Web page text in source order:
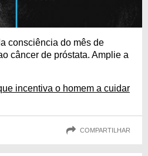
consciência do mês de
câncer de próstata. Amplie a
incentiva o homem a cuidar
COMPARTILHAR